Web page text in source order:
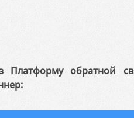
Платформу обратной